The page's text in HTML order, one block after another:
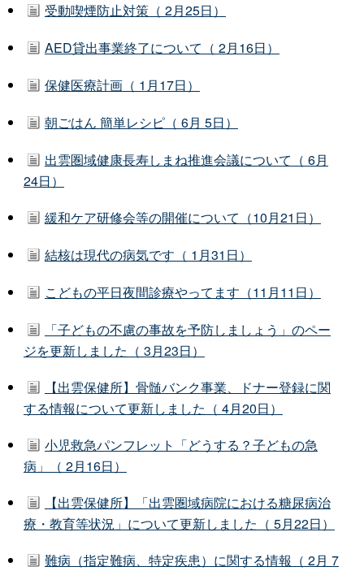
受動喫煙防止対策（ 2月25日）
AED貸出事業終了について（ 2月16日）
保健医療計画（ 1月17日）
朝ごはん 簡単レシピ（ 6月 5日）
出雲圏域健康長寿しまね推進会議について（ 6月
24日）
緩和ケア研修会等の開催について（10月21日）
結核は現代の病気です（ 1月31日）
こどもの平日夜間診療やってます（11月11日）
「子どもの不慮の事故を予防しましょう」のペー
ジを更新しました（ 3月23日）
【出雲保健所】骨髄バンク事業、ドナー登録に関
する情報について更新しました（ 4月20日）
小児救急パンフレット「どうする？子どもの急
病」（ 2月16日）
【出雲保健所】「出雲圏域病院における糖尿病治
療・教育等状況」について更新しました（ 5月22日）
難病（指定難病、特定疾患）に関する情報（ 2月 7